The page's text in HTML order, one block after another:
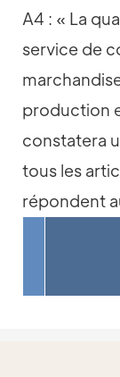
A4 : « La
service de
production
constatera
tous les
répondent